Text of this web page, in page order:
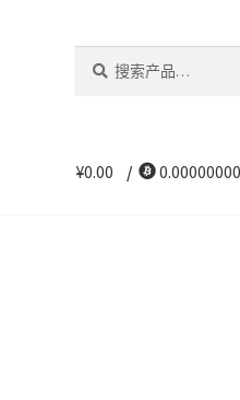
索：
¥0.00 / 0.00000000